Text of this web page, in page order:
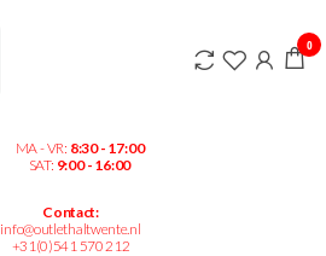
Outlethaltwente.nl
– altijd iets te
MA - VR: 8:30 - 17:00
SAT: 9:00 - 16:00
Contact:
info@outlethaltwente.nl
+31(0)541 570 212
0